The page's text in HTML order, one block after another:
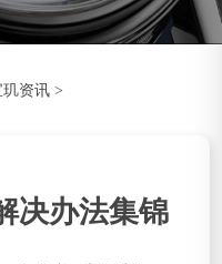
玑资讯 >
决办法集锦